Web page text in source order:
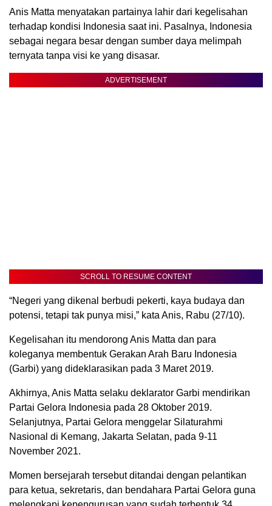
Anis Matta menyatakan partainya lahir dari kegelisahan
terhadap kondisi Indonesia saat ini. Pasalnya, Indonesia
sebagai negara besar dengan sumber daya melimpah
ternyata tanpa visi ke yang disasar.
ADVERTISEMENT
SCROLL TO RESUME CONTENT
“Negeri yang dikenal berbudi pekerti, kaya budaya dan
potensi, tetapi tak punya misi,” kata Anis, Rabu (27/10).
Kegelisahan itu mendorong Anis Matta dan para
koleganya membentuk Gerakan Arah Baru Indonesia
(Garbi) yang dideklarasikan pada 3 Maret 2019.
Akhirnya, Anis Matta selaku deklarator Garbi mendirikan
Partai Gelora Indonesia pada 28 Oktober 2019.
Selanjutnya, Partai Gelora menggelar Silaturahmi
Nasional di Kemang, Jakarta Selatan, pada 9-11
November 2021.
Momen bersejarah tersebut ditandai dengan pelantikan
para ketua, sekretaris, dan bendahara Partai Gelora guna